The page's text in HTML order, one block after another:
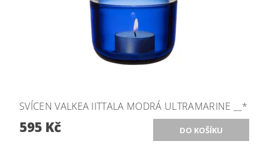
SVÍCEN VALKEA IITTALA MODRÁ ULTRAMARINE __*
595 Kč